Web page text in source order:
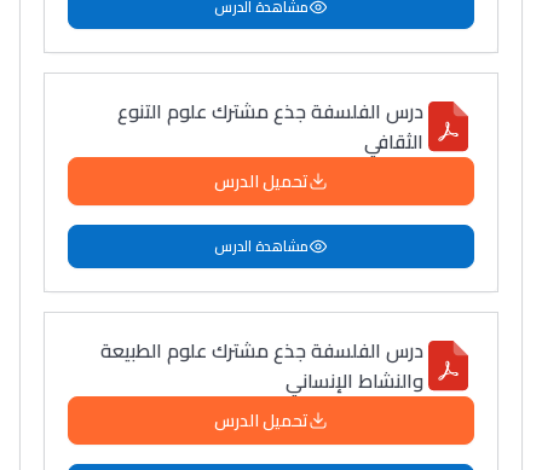
مشاهدة الدرس
درس الفلسفة جذع مشترك علوم التنوع
الثقافي
تحميل الدرس
مشاهدة الدرس
درس الفلسفة جذع مشترك علوم الطبيعة
والنشاط الإنساني
تحميل الدرس